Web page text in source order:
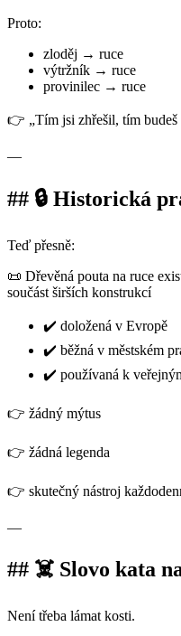
Proto:
zloděj → ruce
výtržník → ruce
provinilec → ruce
👉 „Tím jsi zhřešil, tím budeš
—
## 🔒 Historická
Teď přesně:
📜 Dřevěná pouta na ruce
součást širších konstrukcí
✔️ doložená v Evropě
✔️ běžná v městském
✔️ používaná k
👉 žádný mýtus
👉 žádná legenda
👉 skutečný nástroj
—
## ☠️ Slovo kata
Není třeba lámat kosti.